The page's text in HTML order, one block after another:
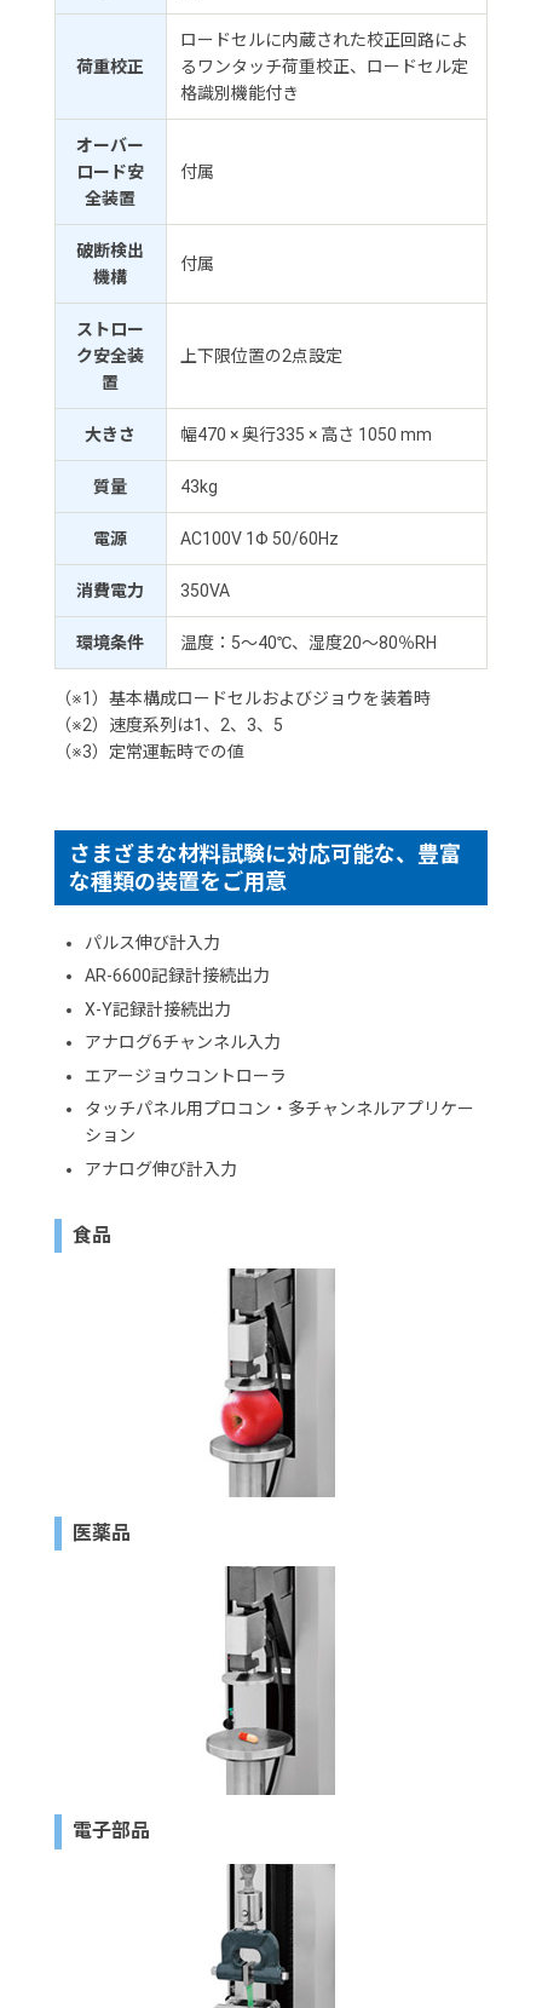
荷重校正
ロードセルに内蔵された校正回路によ
るワンタッチ荷重校正、ロードセル定
格識別機能付き
オーバー
ロード安
全装置
付属
破断検出
機構
付属
ストロー
ク安全装
置
上下限位置の2点設定
大きさ 幅470 × 奥行335 × 高さ 1050 mm
質量 43kg
電源 AC100V 1Φ 50/60Hz
消費電力 350VA
環境条件 温度：5～40℃、湿度20～80％RH
（※1）基本構成ロードセルおよびジョウを装着時
（※2）速度系列は1、2、3、5
（※3）定常運転時での値
さまざまな材料試験に対応可能な、豊富
な種類の装置をご用意
パルス伸び計入力
AR-6600記録計接続出力
X-Y記録計接続出力
アナログ6チャンネル入力
エアージョウコントローラ
タッチパネル用プロコン・多チャンネルアプリケー
ション
アナログ伸び計入力
食品
医薬品
電子部品